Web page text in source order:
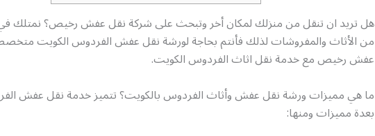
هل تريد ان تنقل من منزلك لمكان أخر وتبحث على شركة نقل عفش رخيص؟ نمتلك في
من الأثاث والمفروشات لذلك فأنتم بحاجة لورشة نقل عفش الفردوس الكويت
عفش رخيص مع خدمة نقل اثاث الفردوس الكويت.
ما هي مميزات ورشة نقل عفش وأثاث الفردوس بالكويت؟ تتميز خدمة نقل عفش
بعدة مميزات ومنها: